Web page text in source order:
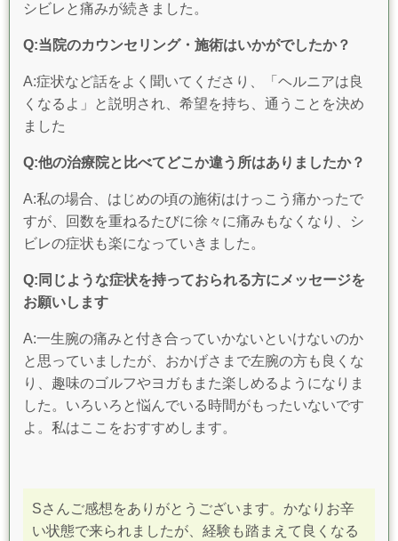
シビレと痛みが続きました。
Q:当院のカウンセリング・施術はいかがでしたか？
A:症状など話をよく聞いてくださり、「ヘルニアは良
くなるよ」と説明され、希望を持ち、通うことを決め
ました
Q:他の治療院と比べてどこか違う所はありましたか？
A:私の場合、はじめの頃の施術はけっこう痛かったで
すが、回数を重ねるたびに徐々に痛みもなくなり、シ
ビレの症状も楽になっていきました。
Q:同じような症状を持っておられる方にメッセージを
お願いします
A:一生腕の痛みと付き合っていかないといけないのか
と思っていましたが、おかげさまで左腕の方も良くな
り、趣味のゴルフやヨガもまた楽しめるようになりま
した。いろいろと悩んでいる時間がもったいないです
よ。私はここをおすすめします。
Sさんご感想をありがとうございます。かなりお辛
い状態で来られましたが、経験も踏まえて良くなる